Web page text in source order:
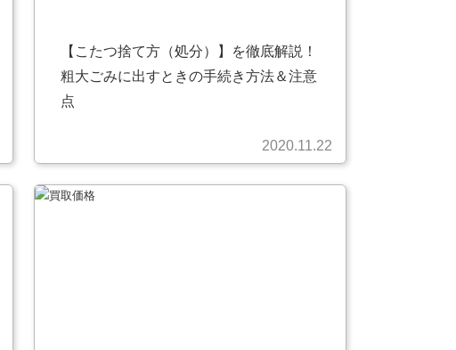
【こたつ捨て方（処分）】を徹底解説！
粗大ごみに出すときの手続き方法＆注意
点
2020.11.22